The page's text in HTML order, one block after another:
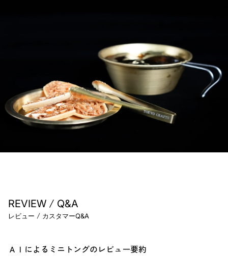
REVIEW / Q&A
レビュー / カスタマーQ&A
ＡＩによるミニトングのレビュー要約